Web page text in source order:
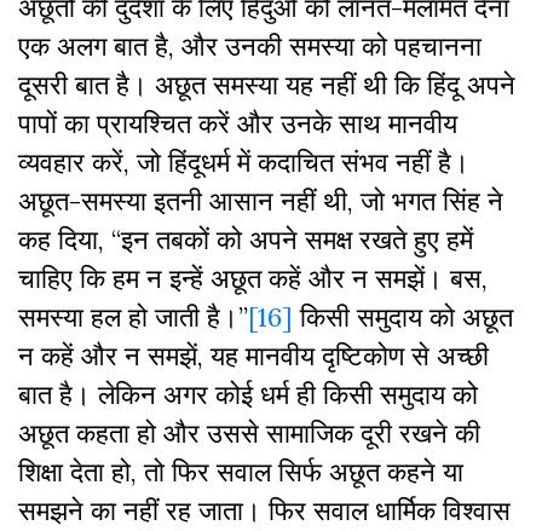
अछूतों की दुर्दशा के लिए हिंदुओं को लानत-मलामत देना
एक अलग बात है, और उनकी समस्या को पहचानना
दूसरी बात है। अछूत समस्या यह नहीं थी कि हिंदू अपने
पापों का प्रायश्चित करें और उनके साथ मानवीय
व्यवहार करें, जो हिंदूधर्म में कदाचित संभव नहीं है।
अछूत-समस्या इतनी आसान नहीं थी, जो भगत सिंह ने
कह दिया, “इन तबकों को अपने समक्ष रखते हुए हमें
चाहिए कि हम न इन्हें अछूत कहें और न समझें। बस,
समस्या हल हो जाती है।”[16] किसी समुदाय को अछूत
न कहें और न समझें, यह मानवीय दृष्टिकोण से अच्छी
बात है। लेकिन अगर कोई धर्म ही किसी समुदाय को
अछूत कहता हो और उससे सामाजिक दूरी रखने की
शिक्षा देता हो, तो फिर सवाल सिर्फ अछूत कहने या
समझने का नहीं रह जाता। फिर सवाल धार्मिक विश्वास